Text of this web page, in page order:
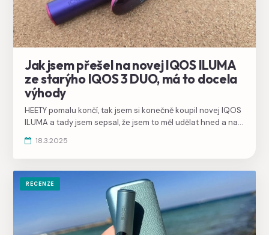
Jak jsem přešel na novej IQOS ILUMA
ze starýho IQOS 3 DUO, má to docela
výhody
HEETY pomalu končí, tak jsem si konečně koupil novej IQOS
ILUMA a tady jsem sepsal, že jsem to měl udělat hned a na
18.3.2025
RECENZE